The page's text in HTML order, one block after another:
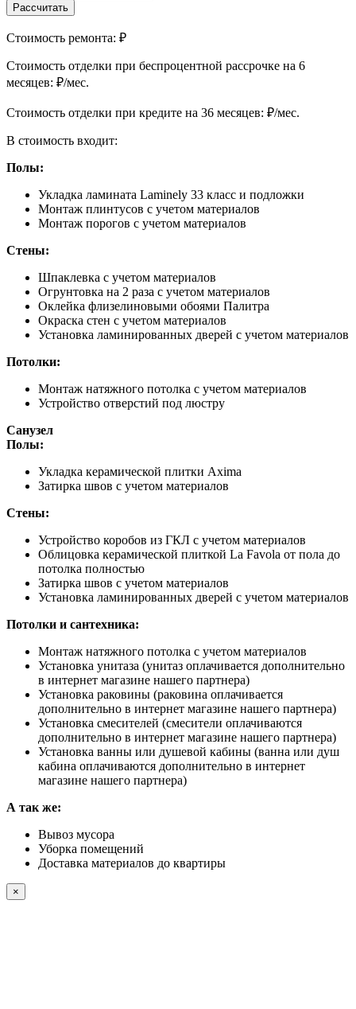
Рассчитать
Стоимость ремонта: ₽
Cтоимость отделки при беспроцентной рассрочке на 6
месяцев: ₽/мес.
Cтоимость отделки при кредите на 36 месяцев: ₽/мес.
В стоимость входит:
Полы:
Укладка ламината Laminely 33 класс и подложки
Монтаж плинтусов с учетом материалов
Монтаж порогов с учетом материалов
Стены:
Шпаклевка с учетом материалов
Огрунтовка на 2 раза с учетом материалов
Оклейка флизелиновыми обоями Палитра
Окраска стен с учетом материалов
Установка ламинированных дверей с учетом материалов
Потолки:
Монтаж натяжного потолка с учетом материалов
Устройство отверстий под люстру
Санузел
Полы:
Укладка керамической плитки Axima
Затирка швов с учетом материалов
Стены:
Устройство коробов из ГКЛ с учетом материалов
Облицовка керамической плиткой La Favola от пола до
потолка полностью
Затирка швов с учетом материалов
Установка ламинированных дверей с учетом материалов
Потолки и сантехника:
Монтаж натяжного потолка с учетом материалов
Установка унитаза (унитаз оплачивается дополнительно
в интернет магазине нашего партнера)
Установка раковины (раковина оплачивается
дополнительно в интернет магазине нашего партнера)
Установка смесителей (смесители оплачиваются
дополнительно в интернет магазине нашего партнера)
Установка ванны или душевой кабины (ванна или душ
кабина оплачиваются дополнительно в интернет
магазине нашего партнера)
А так же:
Вывоз мусора
Уборка помещений
Доставка материалов до квартиры
×